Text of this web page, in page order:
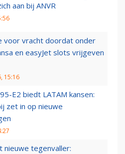
aan bij ANVR
voor vracht doordat onder
en easyJet slots vrijgeven
15:16
E2 biedt LATAM kansen:
zet in op nieuwe
nieuwe tegenvaller: